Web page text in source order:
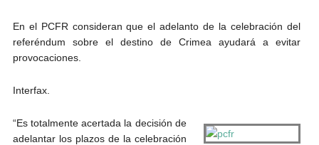
En el PCFR consideran que el adelanto de la celebración del
referéndum sobre el destino de Crimea ayudará a evitar
provocaciones.
Interfax.
“Es totalmente acertada la decisión de
adelantar los plazos de la celebración